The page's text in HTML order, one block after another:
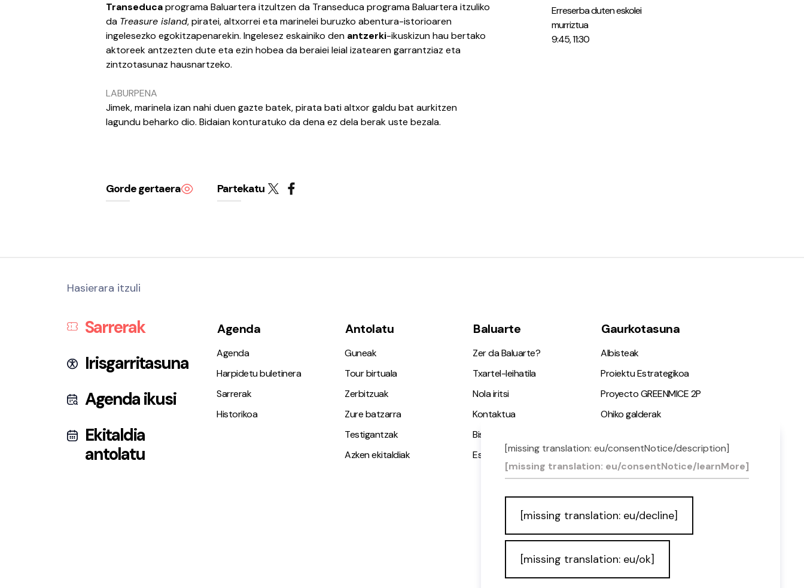
Transeducaprograma Baluartera itzultzen da Transeduca programa Baluartera itzuliko
da Treasure island, piratei, altxorrei eta marinelei buruzko abentura-istorioaren
ingelesezko egokitzapenarekin. Ingelesez eskainiko den antzerki-ikuskizun hau bertako
aktoreek antzezten dute eta ezin hobea da beraiei leial izatearen garrantziaz eta
zintzotasunaz hausnartzeko.
LABURPENA
Jimek, marinela izan nahi duen gazte batek, pirata bati altxor galdu bat aurkitzen
lagundu beharko dio. Bidaian konturatuko da dena ez dela berak uste bezala.
Gorde gertaera Partekatu
Erreserba duten eskolei
murriztua
9:45, 11:30
Hasierara itzuli
Sarrerak
Irisgarritasuna
Agenda ikusi
Ekitaldia
antolatu
Agenda
Agenda
Harpidetu buletinera
Sarrerak
Historikoa
Antolatu
Guneak
Tour birtuala
Zerbitzuak
Zure batzarra
Testigantzak
Azken ekitaldiak
Baluarte
Zer da Baluarte?
Txartel-leihatila
Nola iritsi
Kontaktua
Bisita gidatuak
Espazio Irisgarria
Gaurkotasuna
Albisteak
Proiektu Estrategikoa
Proyecto GREENMICE 2P
Ohiko galderak
[missing translation: eu/consentNotice/description]
[missing translation: eu/consentNotice/learnMore]
[missing translation: eu/decline]
[missing translation: eu/ok]